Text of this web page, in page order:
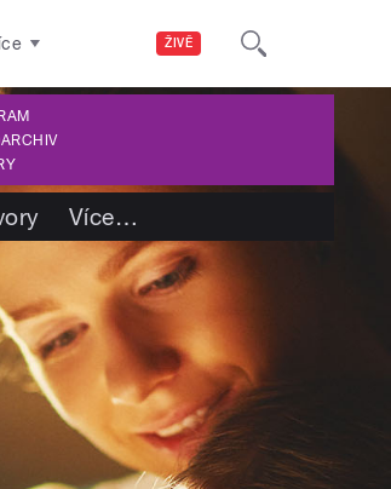
ŽIVĚ
Více…